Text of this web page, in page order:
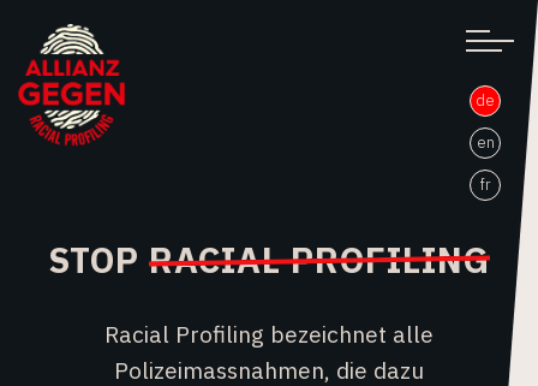
de
en
fr
STOP RACIAL PROFILING
Racial Profiling bezeichnet alle
Polizeimassnahmen, die dazu